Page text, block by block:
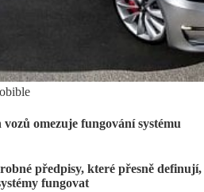
omezuje fungování systému
předpisy, které přesně definují,
fungovat